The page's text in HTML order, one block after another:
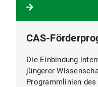
CAS-
Die Einbindung
jüngerer
Programmlinien